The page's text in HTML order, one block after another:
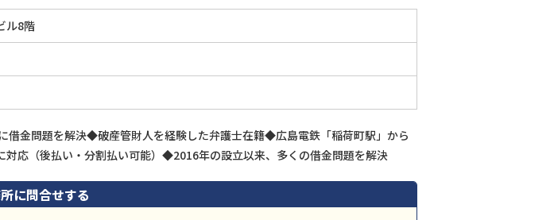
ル8階
金問題を解決◆破産管財人を経験した弁護士在籍◆広島電鉄「稲荷町駅」から
応（後払い・分割払い可能）◆2016年の設立以来、多くの借金問題を解決
に問合せする